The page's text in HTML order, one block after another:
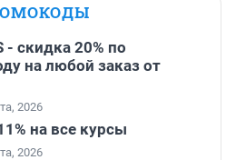
- скидка 20% по
на любой заказ от
2026
на все курсы
2026